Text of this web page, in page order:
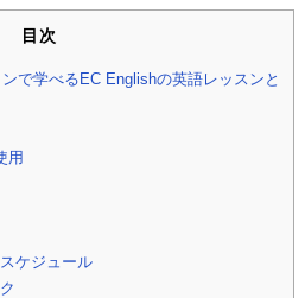
目次
で学べるEC Englishの英語レッスンと
用
ケジュール